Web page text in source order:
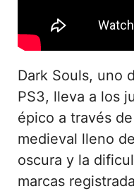
Dark Souls, uno
PS3, lleva a los
épico a través
medieval lleno
oscura y la
marcas